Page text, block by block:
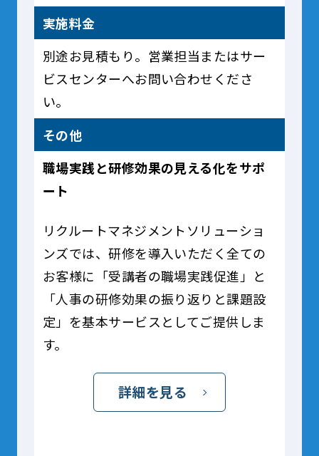
実施料金
別途お見積もり。営業担当またはサー
ビスセンターへお問い合わせくださ
い。
その他
職場実践と研修効果の見える化をサポ
ート
リクルートマネジメントソリューショ
ンズでは、研修を導入いただく全ての
お客様に「受講者の職場実践促進」と
「人事の研修効果の振り返りと課題設
定」を基本サービスとしてご提供しま
す。
詳細を見る